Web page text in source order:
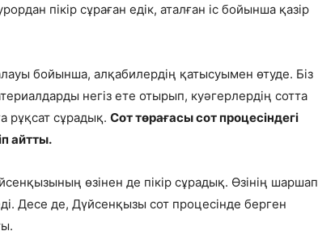
пікір сұраған едік, аталған іс бойынша қазір
бойынша, алқабилердің қатысуымен өтуде. Біз
негіз ете отырып, куәгерлердің сотта
рұқсат сұрадық. Сот төрағасы сот процесіндегі
айтты.
өзінен де пікір сұрадық. Өзінің шаршап
Десе де, Дүйсенқызы сот процесінде берген